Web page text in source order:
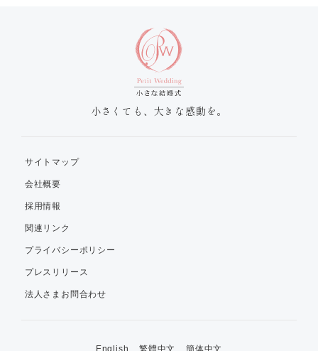
小さくても、大きな感動を。
サイトマップ
会社概要
採用情報
関連リンク
プライバシーポリシー
プレスリリース
法人さまお問合わせ
English 繁體中文 簡体中文